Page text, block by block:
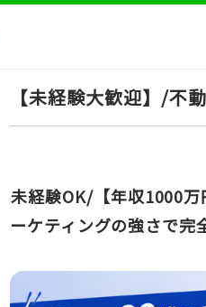
【未経験大歓迎】/不
未経験OK/【年収1000
ーケティングの強さで